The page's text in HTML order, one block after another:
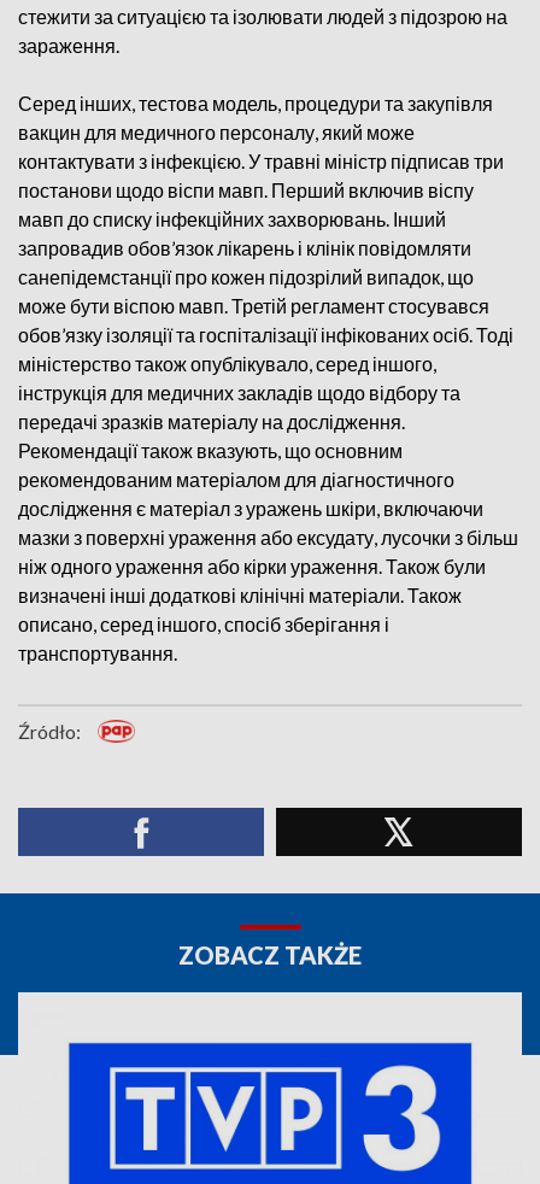
стежити за ситуацією та ізолювати людей з підозрою на
зараження.
Серед інших, тестова модель, процедури та закупівля
вакцин для медичного персоналу, який може
контактувати з інфекцією. У травні міністр підписав три
постанови щодо віспи мавп. Перший включив віспу
мавп до списку інфекційних захворювань. Інший
запровадив обов’язок лікарень і клінік повідомляти
санепідемстанції про кожен підозрілий випадок, що
може бути віспою мавп. Третій регламент стосувався
обов’язку ізоляції та госпіталізації інфікованих осіб. Тоді
міністерство також опублікувало, серед іншого,
інструкція для медичних закладів щодо відбору та
передачі зразків матеріалу на дослідження.
Рекомендації також вказують, що основним
рекомендованим матеріалом для діагностичного
дослідження є матеріал з уражень шкіри, включаючи
мазки з поверхні ураження або ексудату, лусочки з більш
ніж одного ураження або кірки ураження. Також були
визначені інші додаткові клінічні матеріали. Також
описано, серед іншого, спосіб зберігання і
транспортування.
Źródło:
ZOBACZ TAKŻE